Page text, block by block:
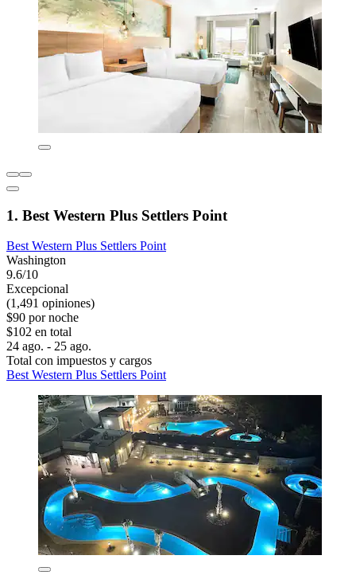
1. Best Western Plus Settlers Point
Best Western Plus Settlers Point
Washington
9.6/10
Excepcional
(1,491 opiniones)
$90 por noche
$102 en total
24 ago. - 25 ago.
Total con impuestos y cargos
Best Western Plus Settlers Point